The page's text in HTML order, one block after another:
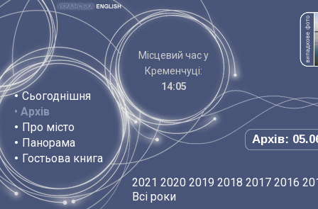
• Сьогоднішня
• Архів
• Про місто
• Панорама
• Гостьова книга
Місцевий час у
Кременчуці:
14:05
Архів:
2021 2020 2019 2018 2017 2016
Всі роки